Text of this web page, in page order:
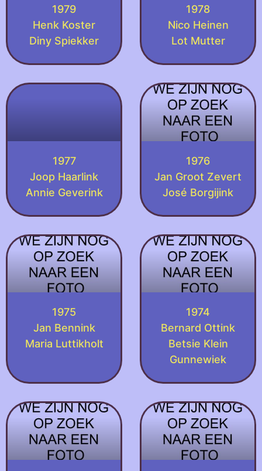
1979
Henk Koster
Diny Spiekker
1978
Nico Heinen
Lot Mutter
1977
Joop Haarlink
Annie Geverink
1976
Jan Groot Zevert
José Borgijink
1975
Jan Bennink
Maria Luttikholt
1974
Bernard Ottink
Betsie Klein
Gunnewiek